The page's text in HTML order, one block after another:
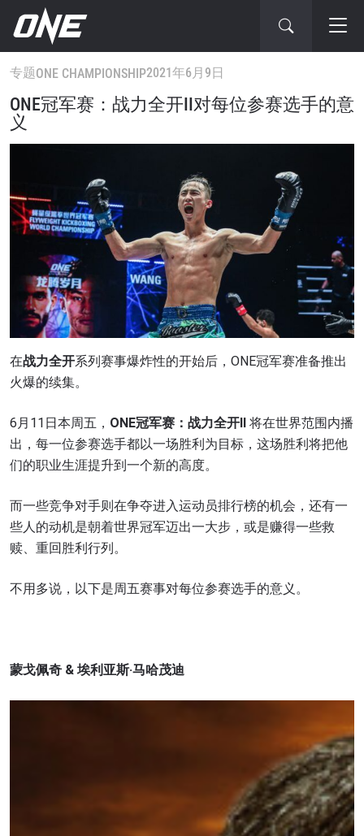
专题ONE CHAMPIONSHIP2021年6月9日
ONE冠军赛：战力全开II对每位参赛选手的意
义
在战力全开系列赛事爆炸性的开始后，ONE冠军赛准备推出
火爆的续集。
6月11日本周五， ONE冠军赛：战力全开II 将在世界范围内播
出，每一位参赛选手都以一场胜利为目标，这场胜利将把他
们的职业生涯提升到一个新的高度。
而一些竞争对手则在争夺进入运动员排行榜的机会，还有一
些人的动机是朝着世界冠军迈出一大步，或是赚得一些救
赎、重回胜利行列。
不用多说，以下是周五赛事对每位参赛选手的意义。
蒙戈佩奇 & 埃利亚斯·马哈茂迪